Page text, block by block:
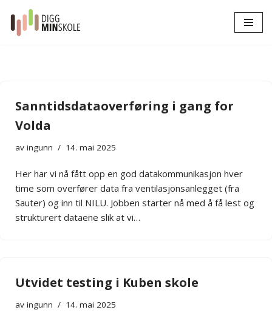
Hopp
Sanntidsdataoverføring i gang for
Volda
av ingunn 14. mai 2025
Her har vi nå fått opp en god datakommunikasjon hver
time som overfører data fra ventilasjonsanlegget (fra
Sauter) og inn til NILU. Jobben starter nå med å få lest og
strukturert dataene slik at vi…
Utvidet testing i Kuben skole
av ingunn 14. mai 2025